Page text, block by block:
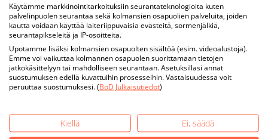
Käytämme markkinointitarkoituksiin seurantateknologioita kuten
palvelinpuolen seurantaa sekä kolmansien osapuolien palveluita, joiden
kautta voidaan käyttää laiteriippuvaisia evästeitä, sormenjälkiä,
seurantapikseleitä ja IP-osoitteita.
Upotamme lisäksi kolmansien osapuolten sisältöä (esim. videoalustoja).
Emme voi vaikuttaa kolmannen osapuolen suorittamaan tietojen
jatkokäsittelyyn tai mahdolliseen seurantaan. Asetuksillasi annat
suostumuksen edellä kuvattuihin prosesseihin. Vastaisuudessa voit
peruuttaa suostumuksesi. (BoD Julkaisutiedot)
Kiellä
Ei, säädä